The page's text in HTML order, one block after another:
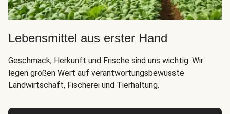
Lebensmittel aus erster Hand
Geschmack, Herkunft und Frische sind uns wichtig. Wir
legen großen Wert auf verantwortungsbewusste
Landwirtschaft, Fischerei und Tierhaltung.